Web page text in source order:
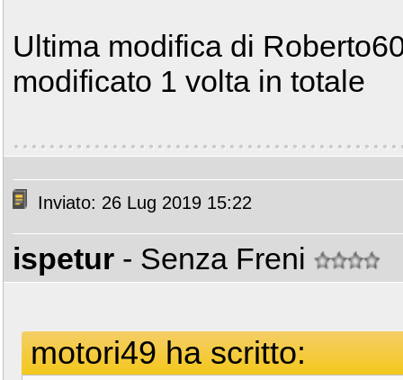
Ultima modifica di
modificato 1 volta in totale
Inviato: 26 Lug 2019 15:22
ispetur - Senza Freni
motori49 ha scritto: